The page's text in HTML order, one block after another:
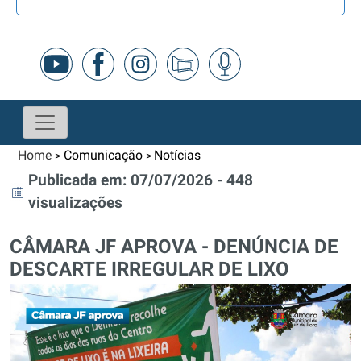
Home > Comunicação > Notícias
Publicada em: 07/07/2026 - 448
visualizações
CÂMARA JF APROVA - DENÚNCIA DE
DESCARTE IRREGULAR DE LIXO